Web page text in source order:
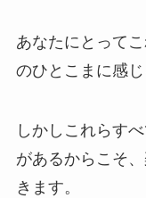
あなたにとって
のひとこまに感じ
しかしこれらす
があるからこそ
きます。